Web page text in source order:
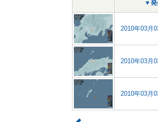
▼発
2010年03月
2010年03月
2010年03月